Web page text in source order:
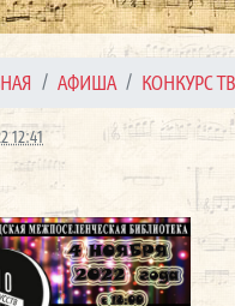
АФИША КОНКУРС
12:41